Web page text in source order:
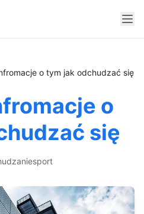
o tym jak odchudzać się
o
się
sport